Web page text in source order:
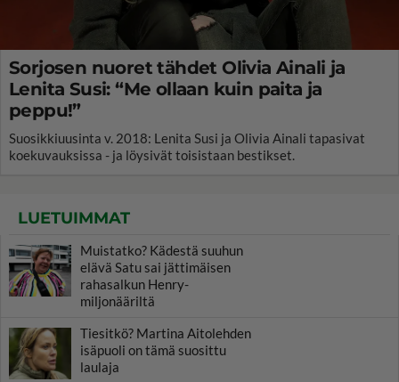
Sorjosen nuoret tähdet Olivia Ainali ja
Lenita Susi: “Me ollaan kuin paita ja
peppu!”
Suosikkiuusinta v. 2018: Lenita Susi ja Olivia Ainali tapasivat
koekuvauksissa - ja löysivät toisistaan bestikset.
LUETUIMMAT
Muistatko? Kädestä suuhun
elävä Satu sai jättimäisen
rahasalkun Henry-
miljonääriltä
Tiesitkö? Martina Aitolehden
isäpuoli on tämä suosittu
laulaja